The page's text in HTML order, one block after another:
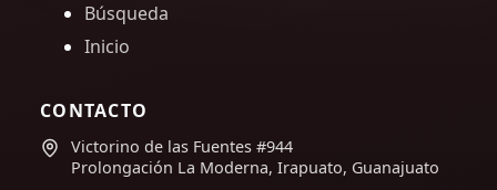
Búsqueda
Inicio
CONTACTO
Victorino de las Fuentes #944
Prolongación La Moderna, Irapuato, Guanajuato